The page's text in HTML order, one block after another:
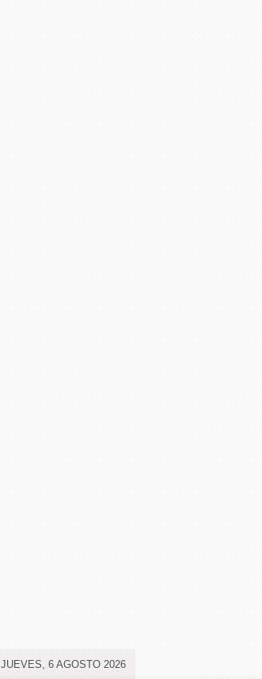
JUEVES, 6 AGOSTO 2026